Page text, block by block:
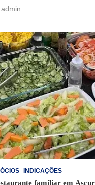
admin
INDICAÇÕES
familiar em